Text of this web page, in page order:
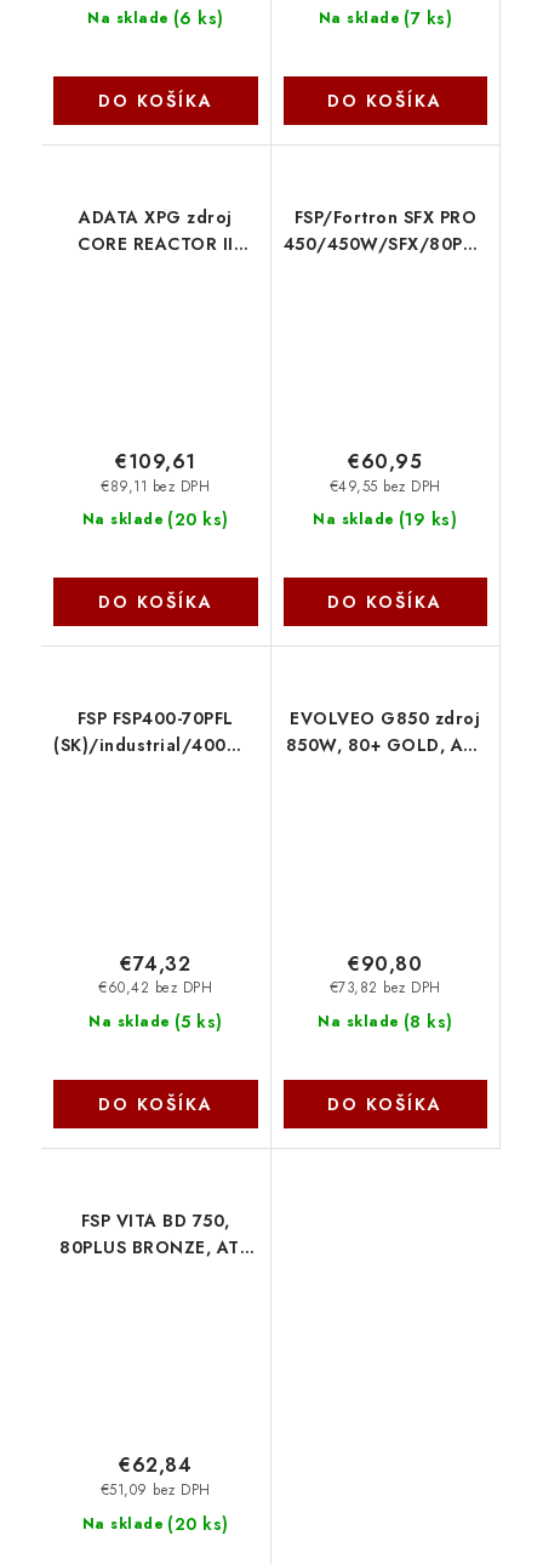
Na sklade (6 ks)
DO KOŠÍKA
Na sklade (7 ks)
DO KOŠÍKA
ADATA XPG zdroj
CORE REACTOR II
Na sklade (20 ks)
€89,11 bez DPH
€109,61
DO KOŠÍKA
FSP/Fortron SFX PRO
450/450W/SFX/80PLUS
Na sklade (19 ks)
€49,55 bez DPH
€60,95
DO KOŠÍKA
FSP FSP400-70PFL
(SK)/industrial/400W/ATX/85%/Bulk
Na sklade (5 ks)
€60,42 bez DPH
€74,32
DO KOŠÍKA
EVOLVEO G850 zdroj
850W, 80+ GOLD, ATX
Na sklade (8 ks)
€73,82 bez DPH
€90,80
DO KOŠÍKA
FSP VITA BD 750,
80PLUS BRONZE, ATX
Na sklade (20 ks)
€51,09 bez DPH
€62,84